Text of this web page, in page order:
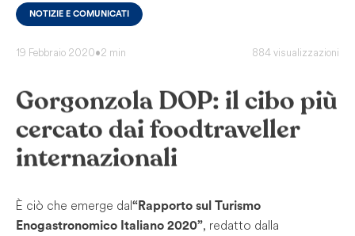
NOTIZIE E COMUNICATI
19 Febbraio 2020•2 min 884 visualizzazioni
Gorgonzola DOP: il cibo più
cercato dai foodtraveller
internazionali
È ciò che emerge dal“Rapporto sul Turismo
Enogastronomico Italiano 2020”, redatto dalla